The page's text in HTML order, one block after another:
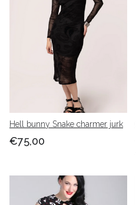
Hell bunny Snake charmer jurk
€75,00